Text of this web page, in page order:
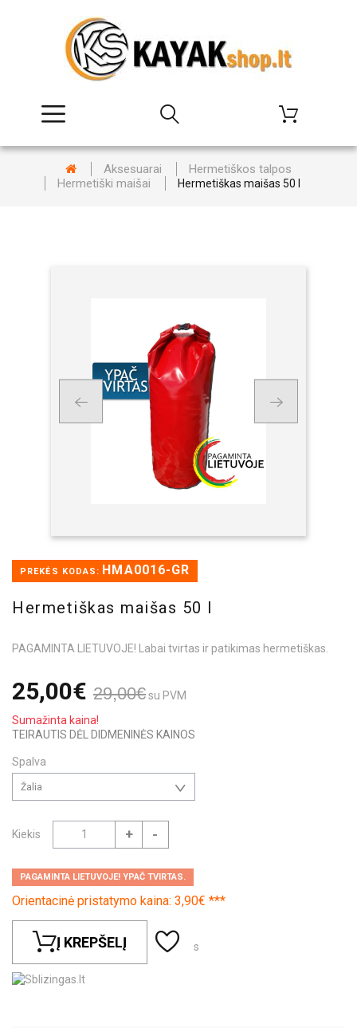
Aksesuarai
Hermetiškos talpos
Hermetiški maišai
Hermetiškas maišas 50 l
PREKĖS KODAS: HMA0016-GR
Hermetiškas maišas 50 l
PAGAMINTA LIETUVOJE! Labai tvirtas ir patikimas hermetiškas.
25,00€ 29,00€su PVM
Sumažinta kaina!
TEIRAUTIS DĖL DIDMENINĖS KAINOS
Spalva
Žalia
Kiekis + -
PAGAMINTA LIETUVOJE! YPAČ TVIRTAS.
Orientacinė pristatymo kaina: 3,90€ ***
Į KREPŠELĮ s